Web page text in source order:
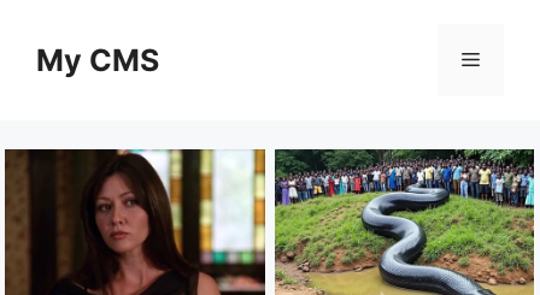
contentMy CMS Menu